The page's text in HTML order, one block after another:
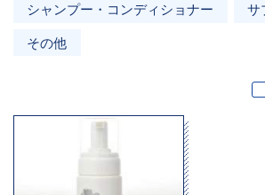
シャンプー・コンディショナー サ
その他